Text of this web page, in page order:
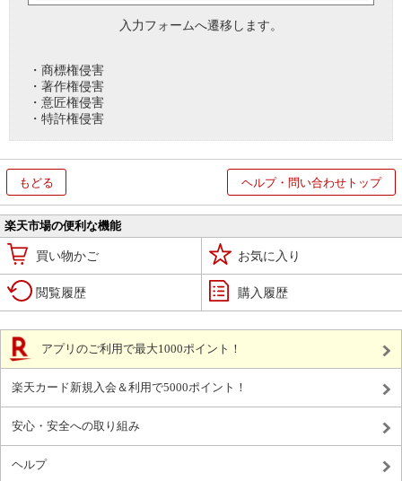
入力フォームへ遷移します。
・商標権侵害
・著作権侵害
・意匠権侵害
・特許権侵害
もどる ヘルプ・問い合わせトップ
楽天市場の便利な機能
買い物かご お気に入り
閲覧履歴 購入履歴
アプリのご利用で最大1000ポイント！
楽天カード新規入会＆利用で5000ポイント！
安心・安全への取り組み
ヘルプ